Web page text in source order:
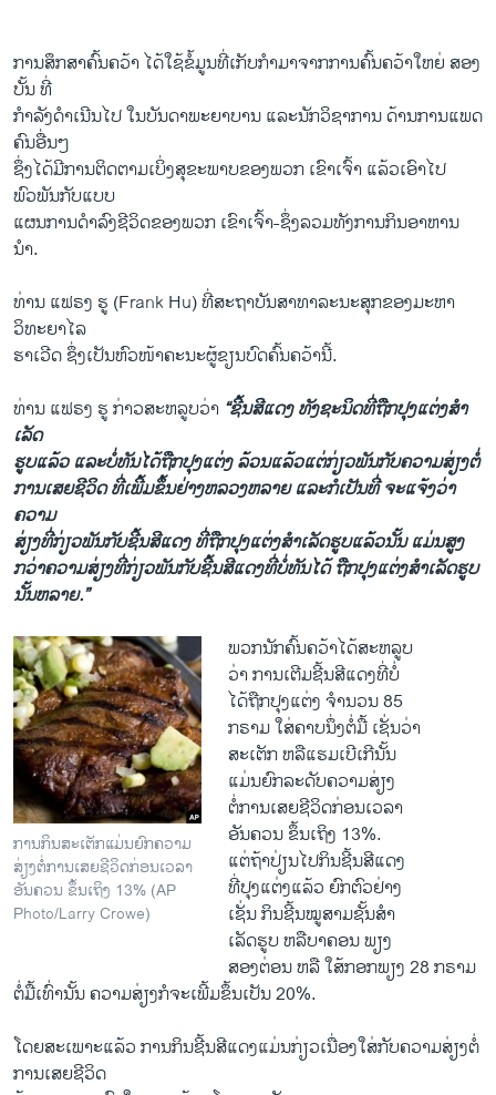
ການສຶກສາຄົ້ນຄວ້າ ໄດ້ໃຊ້ຂໍ້ມູນທີ່ເກັບກໍາມາຈາກການຄົ້ນຄວ້າໃຫຍ່ ສອງ
ບັ້ນ ທີ່
ກໍາລັງດໍາເນີນໄປ ​ໃນ​ບັນດາພະຍາບານ ແລະນັກວິຊາການ ດ້ານ​ການແພດ
ຄົນອື່ນໆ
ຊຶ່ງໄດ້ມີ​ການຕິດຕາມ​ເບິ່ງສຸຂະພາບຂອງພວກ ເຂົາເຈົ້າ ແລ້ວ​ເອົາ​ໄປ​
ພົວພັນກັບແບບ
ແຜນການດໍາລົງຊີວິດຂອງພວກ ເຂົາເຈົ້າ-ຊຶ່ງລວມທັງການກິນອາຫານ
ນໍາ.
ທ່ານ ແຟຣງ ຮູ (Frank Hu) ທີ່ສະ​ຖາ​ບັນ​ສາທາລະນະ​ສຸກຂອງມະຫາ
ວິທະຍາໄລ
ຮາເວີດ ຊຶ່ງເປັນຫົວໜ້າ​ຄະນະຜູ້ຂຽນບົດຄົ້ນຄວ້ານີ້.
ທ່ານ ແຟຣງ ຮູ ກ່າວສະຫລູບວ່າ “ຊີ້ນສີແດງ ທັງຊະນິດທີ່ຖືກປຸງແຕ່ງສໍາ
ເລັດ
ຮູບ​ແລ້ວ ແລະບໍ່ທັນໄດ້ຖືກປຸງແຕ່ງ ລ້ວນແລ້ວແຕ່ກ່ຽວພັນກັບຄວາມສ່ຽງຕໍ່
ການເສຍຊີວິດ ທີ່ເພີ້ມຂຶ້ນຢ່າງຫລວງຫລາຍ ແລະກໍເປັນທີ່ ຈະແຈ້ງວ່າ
ຄວາມ
ສ່ຽງທີ່ກ່ຽວພັນກັບຊີ້ນສີແດງ ທີ່ຖືກປຸງແຕ່ງສໍາເລັດຮູບແລ້ວນັ້ນ ແມ່ນສູງ
ກວ່າຄວາມສ່ຽງທີ່ກ່ຽວພັນກັບຊີ້ນສີແດງທີ່ບໍ່ທັນໄດ້ ຖືກປຸງແຕ່ງສໍາເລັດຮູບ
ນັ້ນຫລາຍ.”
ການກິນສະເຕັກແມ່ນຍົກຄວາມ
ສ່ຽງຕໍ່ການເສຍຊີວິດກ່ອນເວລາ
ອັນຄວນ ຂຶ້ນເຖິງ 13% (AP
Photo/Larry Crowe)
ພວກນັກຄົ້ນຄວ້າໄດ້ສະຫລູບ
ວ່າ ການ​ເຕີມຊີ້ນສີແດງທີ່ບໍ່
ໄດ້ຖືກປຸງແຕ່ງ ຈໍານວນ 85
ກຣາມ ໃສ່ຄາບນຶ່ງຕໍ່ມື້ ເຊັ່ນວ່າ
ສະເຕັກ ຫລືແຮມເບີເກີນັ້ນ
ແມ່ນຍົກລະດັບຄວາມສ່ຽງ
ຕໍ່ການເສຍຊີວິດກ່ອນເວລາ
ອັນຄວນ ຂຶ້ນເຖິງ 13%.
ແຕ່ຖ້າປ່ຽນໄປກິນຊີ້ນສີແດງ
ທີ່ປຸງແຕ່ງແລ້ວ ຍົກຕົວຢ່າງ
ເຊັ່ນ ກິນຊີ້ນໝູ​ສາມ​ຊັ້ນ​ສໍາ
​ເລັດ​ຮູບ ຫລືບາຄອນ ພຽງ
​ສອງ​ຕ່ອນ ຫລື ໃສ້ກອກພຽງ 28 ກຣາມ
ຕໍ່​ມື້ເທົ່ານັ້ນ ຄວາມສ່ຽງກໍຈະເພີ້ມຂຶ້ນເປັນ 20%.
ໂດຍສະເພາະແລ້ວ ການກິນຊີ້ນສີແດງແມ່ນກ່ຽວເນື່ອງໃສ່ກັບຄວາມສ່ຽງຕໍ່
ການເສຍຊີວິດ